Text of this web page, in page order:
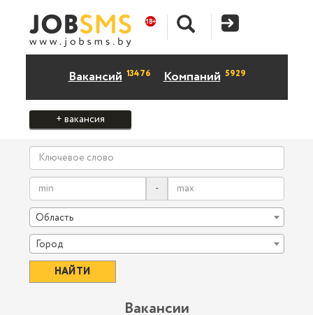
Вакансий 13476 Компаний 5929
+ вакансия
-
Область
Город
Вакансии